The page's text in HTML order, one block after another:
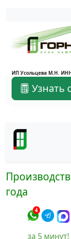
ИП Усольцева М.Н.
Узнать
года
4
за 5 минут!